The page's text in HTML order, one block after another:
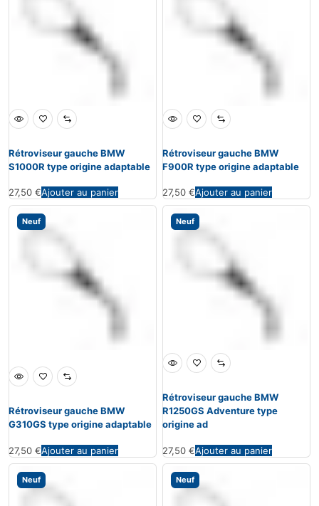
Rétroviseur gauche BMW
S1000R type origine adaptable
27,50 €Ajouter au panier
Rétroviseur gauche BMW
F900R type origine adaptable
27,50 €Ajouter au panier
Neuf
Rétroviseur gauche BMW
G310GS type origine adaptable
27,50 €Ajouter au panier
Neuf
Rétroviseur gauche BMW
R1250GS Adventure type
origine ad
27,50 €Ajouter au panier
Neuf Neuf